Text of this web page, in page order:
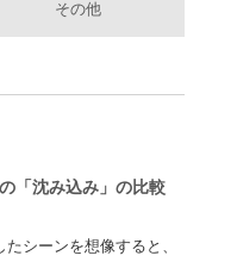
その他
「沈み込み」の比較
たシーンを想像すると、